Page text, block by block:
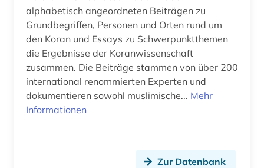
benedictus de spinoza (1)
benedikt (1)
benelux (1)
benin (1)
bergbaunachfolgelandschaft (1)
alphabetisch angeordneten Beiträgen zu
Grundbegriffen, Personen und Orten rund um
den Koran und Essays zu Schwerpunktthemen
die Ergebnisse der Koranwissenschaft
zusammen. Die Beiträge stammen von über 200
international renommierten Experten und
dokumentieren sowohl muslimische... Mehr
Informationen
Zur Datenbank